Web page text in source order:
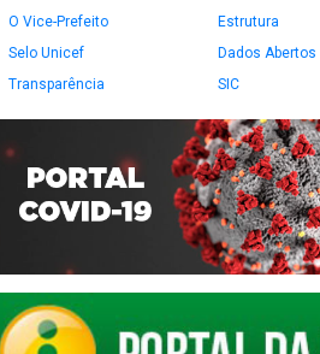
O Vice-Prefeito
Estrutura
Selo Unicef
Dados Abertos
Transparência
SIC